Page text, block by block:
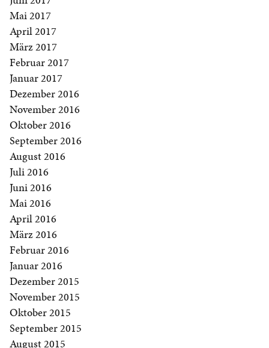
Mai 2017
April 2017
März 2017
Februar 2017
Januar 2017
Dezember 2016
November 2016
Oktober 2016
September 2016
August 2016
Juli 2016
Juni 2016
Mai 2016
April 2016
März 2016
Februar 2016
Januar 2016
Dezember 2015
November 2015
Oktober 2015
September 2015
August 2015